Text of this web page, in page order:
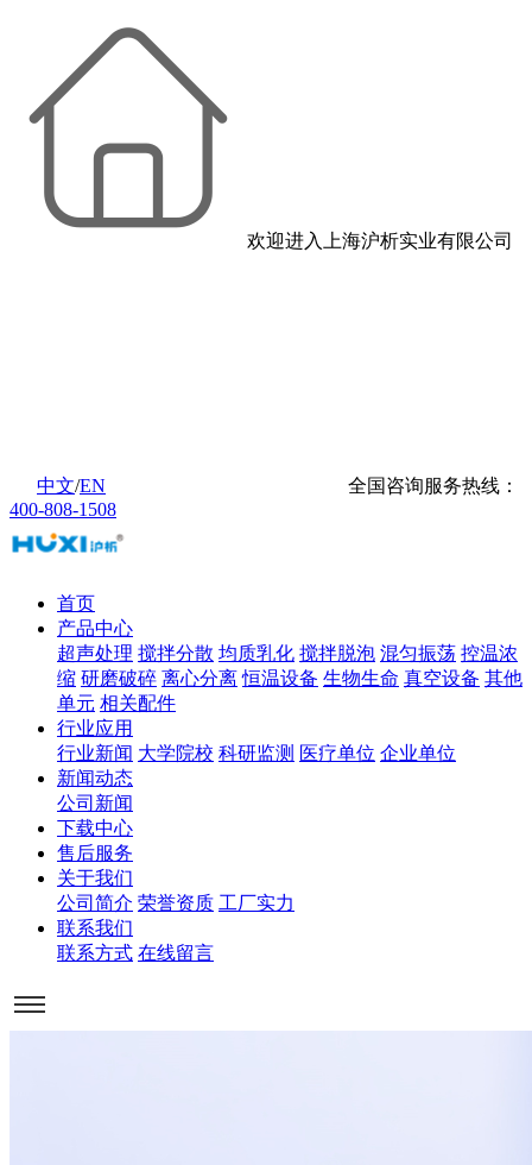
欢迎进入上海沪析实业有限公司
中文/EN
全国咨询服务热线：
400-808-1508
首页
产品中心
超声处理 搅拌分散 均质乳化 搅拌脱泡 混匀振荡 控温浓
缩 研磨破碎 离心分离 恒温设备 生物生命 真空设备 其他
单元 相关配件
行业应用
行业新闻 大学院校 科研监测 医疗单位 企业单位
新闻动态
公司新闻
下载中心
售后服务
关于我们
公司简介 荣誉资质 工厂实力
联系我们
联系方式 在线留言